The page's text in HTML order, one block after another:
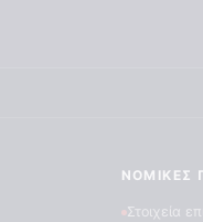
ΝΟΜΙΚΈΣ
Στοιχεία